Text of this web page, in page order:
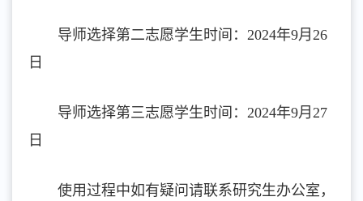
导师选择第二志愿学生时间：2024年9月26
日
导师选择第三志愿学生时间：2024年9月27
日
使用过程中如有疑问请联系研究生办公室，